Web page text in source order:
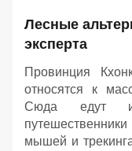
Лесные
эксперта
Провинция
относятся к
Сюда едут
мышей и